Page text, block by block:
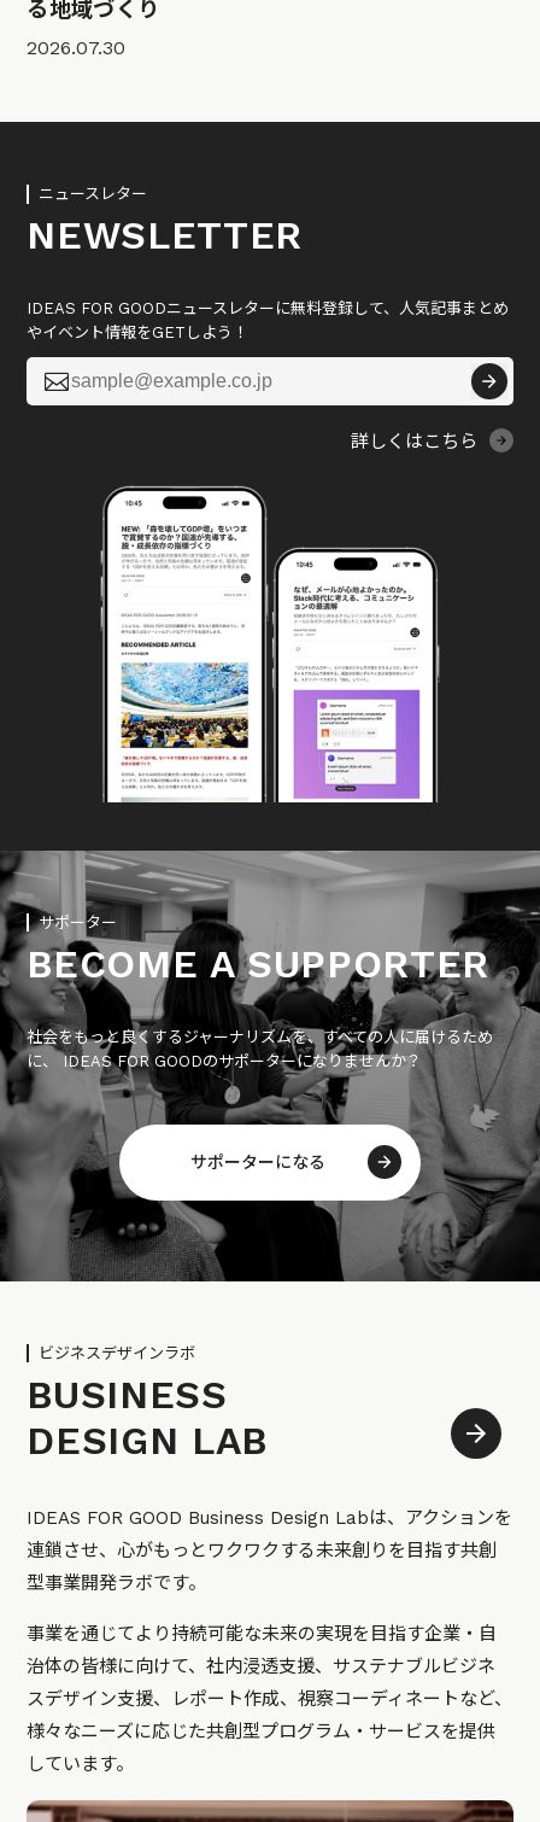
る地域づくり
2026.07.30
ニュースレター
NEWSLETTER
IDEAS FOR GOODニュースレターに無料登録して、人気記事まとめ
やイベント情報をGETしよう！

詳しくはこちら
サポーター
BECOME A SUPPORTER
社会をもっと良くするジャーナリズムを、すべての人に届けるため
に、 IDEAS FOR GOODのサポーターになりませんか？
サポーターになる
ビジネスデザインラボ
BUSINESS
DESIGN LAB
IDEAS FOR GOOD Business Design Labは、アクションを
連鎖させ、心がもっとワクワクする未来創りを目指す共創
型事業開発ラボです。
事業を通じてより持続可能な未来の実現を目指す企業・自
治体の皆様に向けて、社内浸透支援、サステナブルビジネ
スデザイン支援、レポート作成、視察コーディネートなど、
様々なニーズに応じた共創型プログラム・サービスを提供
しています。